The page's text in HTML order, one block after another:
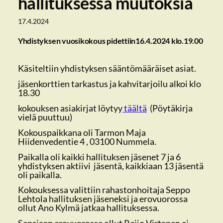
17.4.2024
Yhdistyksen vuosikokous pidettiin16.4.2024 klo.19.00
Käsiteltiin yhdistyksen sääntömääräiset asiat.
jäsenkorttien tarkastus ja kahvitarjoilu alkoi klo
18.30
kokouksen asiakirjat löytyytäältä (Pöytäkirja
vielä puuttuu)
Kokouspaikkana oli Tarmon Maja
Hiidenvedentie 4 , 03100 Nummela.
Paikalla oli kaikki hallituksen jäsenet 7 ja 6
yhdistyksen aktiivi jäsentä, kaikkiaan 13 jäsentä
oli paikalla.
Kokouksessa valittiin rahastonhoitaja Seppo
Lehtola hallituksen jäseneksi ja erovuorossa
ollut Ano Kylmä jatkaa hallituksessa.